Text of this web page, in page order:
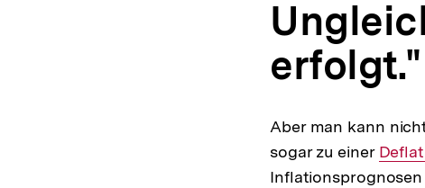
erfolgt."
Aber man kann
sogar zu einer
Link: